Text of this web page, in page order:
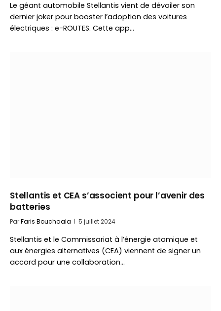
Le géant automobile Stellantis vient de dévoiler son
dernier joker pour booster l’adoption des voitures
électriques : e-ROUTES. Cette app…
Stellantis et CEA s’associent pour l’avenir des
batteries
ParFaris Bouchaala 5 juillet 2024
Stellantis et le Commissariat à l’énergie atomique et
aux énergies alternatives (CEA) viennent de signer un
accord pour une collaboration…